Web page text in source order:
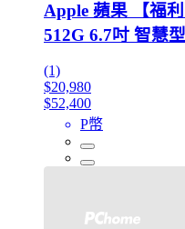
Apple 蘋果 【福
512G 6.7吋 智慧
(1)
$20,980
$52,400
P幣